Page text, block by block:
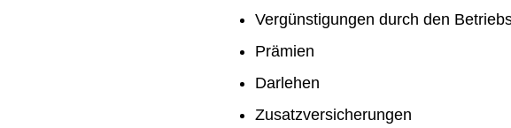
Vergünstigungen durch den
Prämien
Darlehen
Zusatzversicherungen